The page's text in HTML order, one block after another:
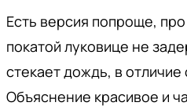
Есть версия попроще,
покатой луковице не
стекает дождь, в отличие
Объяснение красивое и